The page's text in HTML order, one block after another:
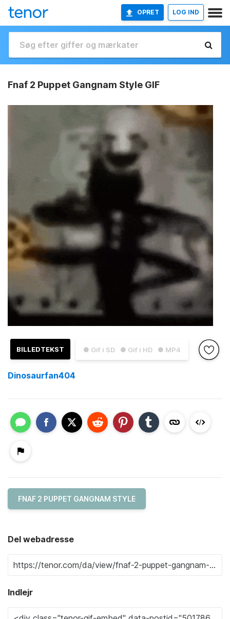
OPRET LOG IND
Fnaf 2 Puppet Gangnam Style GIF
● Gif i SD ● Gif i HD ● MP4
BILLEDTEKST
Dinosaurfan404
FNAF 2 PUPPET GANGNAM STYLE
Del webadresse
Indlejr